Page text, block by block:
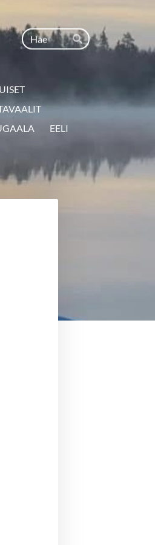
Haku
Hae
EELI